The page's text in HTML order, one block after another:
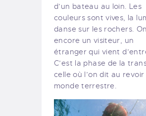
d’un bateau au loin. Les
couleurs sont vives, la
danse sur les rochers.
encore un visiteur, un
étranger qui vient
C’est la phase de la
celle où l’on dit au revoir
monde terrestre.